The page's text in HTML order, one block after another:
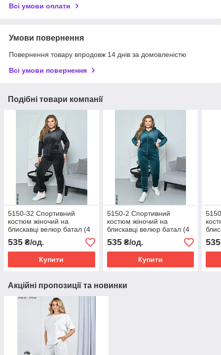
Всі умови оплати
Умови повернення
Повернення товару впродовж 14 днів за домовленістю
Всі умови повернення
Подібні товари компанії
5150-32 Спортивний
костюм жіночий на
блискавці велюр батал (4
од: 52,54,56,58)
535 ₴/од.
Купити
5150-2 Спортивний
костюм жіночий на
блискавці велюр батал (4
од: 52,54,56,58)
535₴/од.
Купити
од:
535
Акційні пропозиції та новинки